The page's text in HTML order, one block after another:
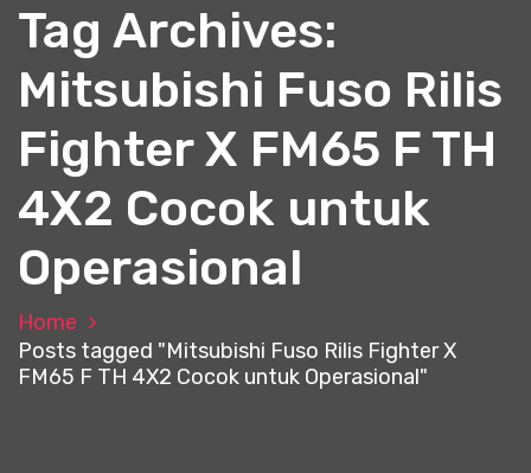
Tag Archives:
Mitsubishi Fuso Rilis
Fighter X FM65 F TH
4X2 Cocok untuk
Operasional
Home
Posts tagged "Mitsubishi Fuso Rilis Fighter X
FM65 F TH 4X2 Cocok untuk Operasional"